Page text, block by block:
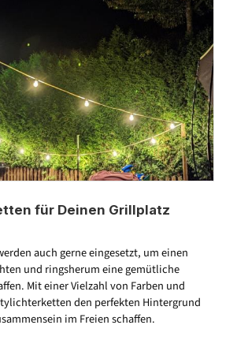
für Deinen Grillplatz
auch gerne eingesetzt, um einen
und ringsherum eine gemütliche
Mit einer Vielzahl von Farben und
den perfekten Hintergrund
im Freien schaffen.